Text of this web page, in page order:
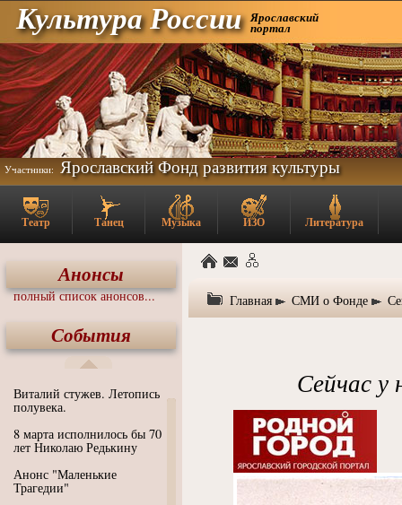
Культура России Ярославский
портал
Участники: Ярославский Фонд развития культуры
Театр Танец Музыка ИЗО Литература
Анонсы
полный список анонсов...
События
Виталий стужев. Летопись
полувека.
8 марта исполнилось бы 70
лет Николаю Редькину
Анонс "Маленькие
Трагедии"
Главная СМИ о Фонде
Сейчас у